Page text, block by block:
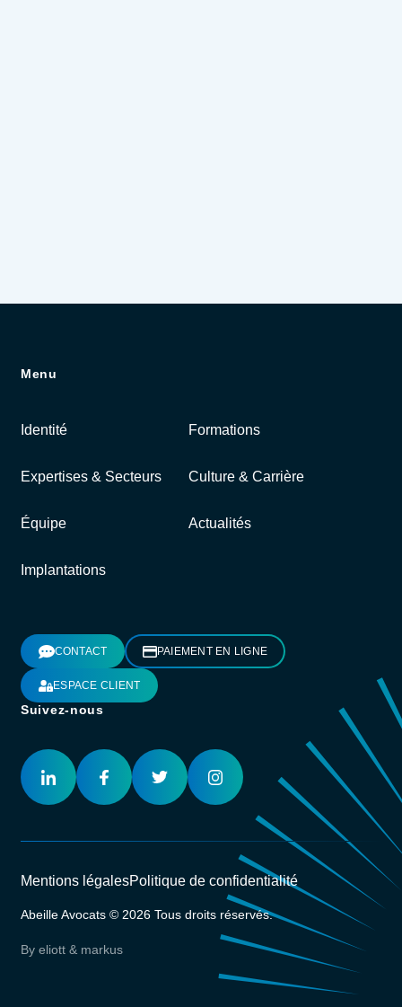
Menu
Identité Formations
Expertises & Secteurs Culture & Carrière
Équipe Actualités
Implantations
CONTACT PAIEMENT EN LIGNE
ESPACE CLIENT
Suivez-nous
Mentions légalesPolitique de confidentialité
Abeille Avocats © 2026 Tous droits réservés.
By eliott & markus